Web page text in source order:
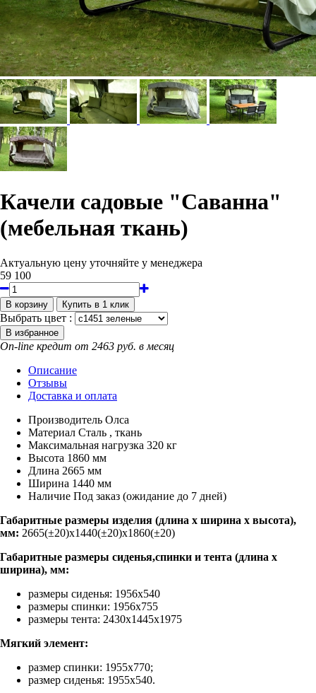
Качели садовые "Саванна"
(мебельная ткань)
Актуальную цену уточняйте у менеджера
59 100
Выбрать цвет :
On-line кредит от 2463 руб. в месяц
Описание
Отзывы
Доставка и оплата
Производитель Олса
Материал Сталь , ткань
Максимальная нагрузка 320 кг
Высота 1860 мм
Длина 2665 мм
Ширина 1440 мм
Наличие Под заказ (ожидание до 7 дней)
Габаритные размеры изделия (длина х ширина х высота),
мм: 2665(±20)х1440(±20)х1860(±20)
Габаритные размеры сиденья,спинки и тента (длина х
ширина), мм:
размеры сиденья: 1956х540
размеры спинки: 1956х755
размеры тента: 2430х1445х1975
Мягкий элемент:
размер спинки: 1955х770;
размер сиденья: 1955х540.